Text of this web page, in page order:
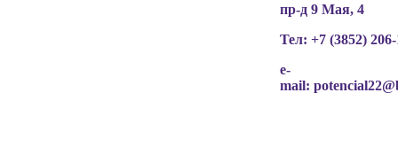
пр-д 9 Мая, 4
Тел: +7 (3852)
e-
mail: